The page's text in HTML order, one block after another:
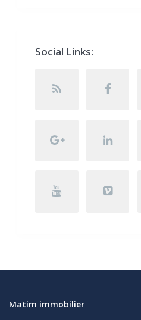
Social Links:
Matim immobilier